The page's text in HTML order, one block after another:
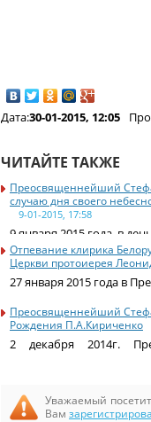
Дата:30-01-2015, 12:05
ЧИТАЙТЕ ТАКЖЕ
Преосвященнейший
случаю дня своего
9-01-2015, 17:58
9 января 2015 года, в
Отпевание клирика
Церкви протоиерея
27 января 2015 года в
Преосвященнейший
Рождения П.А.Кириченко
2 декабря 2014г.
Уважаемый
Вам